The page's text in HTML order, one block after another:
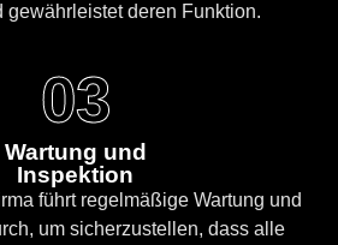
gewährleistet deren Funktion.
03
Wartung und
Inspektion
führt regelmäßige Wartung und
um sicherzustellen, dass alle